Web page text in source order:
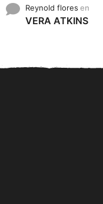
Reynold flores en
VERA ATKINS